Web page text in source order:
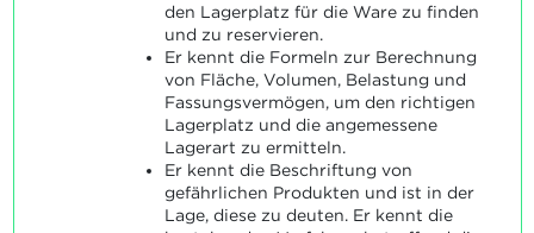
den Lagerplatz für die Ware zu finden
und zu reservieren.
Er kennt die Formeln zur Berechnung
von Fläche, Volumen, Belastung und
Fassungsvermögen, um den richtigen
Lagerplatz und die angemessene
Lagerart zu ermitteln.
Er kennt die Beschriftung von
gefährlichen Produkten und ist in der
Lage, diese zu deuten. Er kennt die